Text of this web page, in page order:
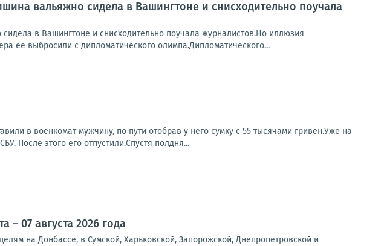
вальяжно сидела в Вашингтоне и снисходительно поучала
в Вашингтоне и снисходительно поучала журналистов.Но иллюзия
ее выбросили с дипломатического олимпа.Дипломатического...
в военкомат мужчину, по пути отобрав у него сумку с 55 тысячами гривен.Уже на
После этого его отпустили.Спустя полдня...
– 07 августа 2026 года
на Донбассе, в Сумской, Харьковской, Запорожской, Днепропетровской и